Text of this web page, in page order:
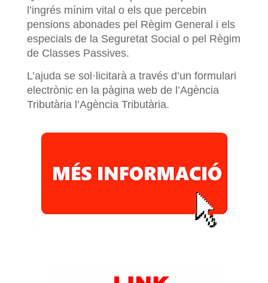
l’ingrés mínim vital o els que percebin
pensions abonades pel Règim General i els
especials de la Seguretat Social o pel Règim
de Classes Passives.
L’ajuda se sol·licitarà a través d’un formulari
electrònic en la pàgina web de l’Agència
Tributària l’Agència Tributària.